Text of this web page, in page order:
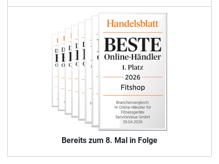
Bereits zum 8. Mal in Folge